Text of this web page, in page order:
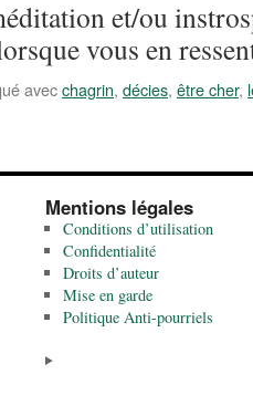
et/ou
vous en
avecchagrin, décies, être cher,
Mentions légales
Conditions d’utilisation
Confidentialité
Droits d’auteur
Mise en garde
Politique Anti-pourriels